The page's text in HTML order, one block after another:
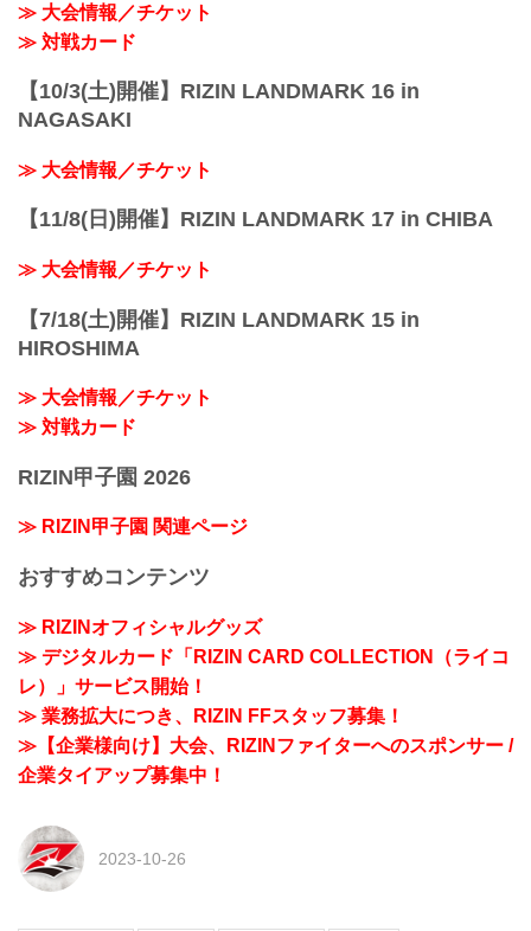
≫ 大会情報／チケット
≫ 対戦カード
【10/3(土)開催】RIZIN LANDMARK 16 in
NAGASAKI
≫ 大会情報／チケット
【11/8(日)開催】RIZIN LANDMARK 17 in CHIBA
≫ 大会情報／チケット
【7/18(土)開催】RIZIN LANDMARK 15 in
HIROSHIMA
≫ 大会情報／チケット
≫ 対戦カード
RIZIN甲子園 2026
≫ RIZIN甲子園 関連ページ
おすすめコンテンツ
≫ RIZINオフィシャルグッズ
≫ デジタルカード「RIZIN CARD COLLECTION（ライコ
レ）」サービス開始！
≫ 業務拡大につき、RIZIN FFスタッフ募集！
≫【企業様向け】大会、RIZINファイターへのスポンサー /
企業タイアップ募集中！
2023-10-26